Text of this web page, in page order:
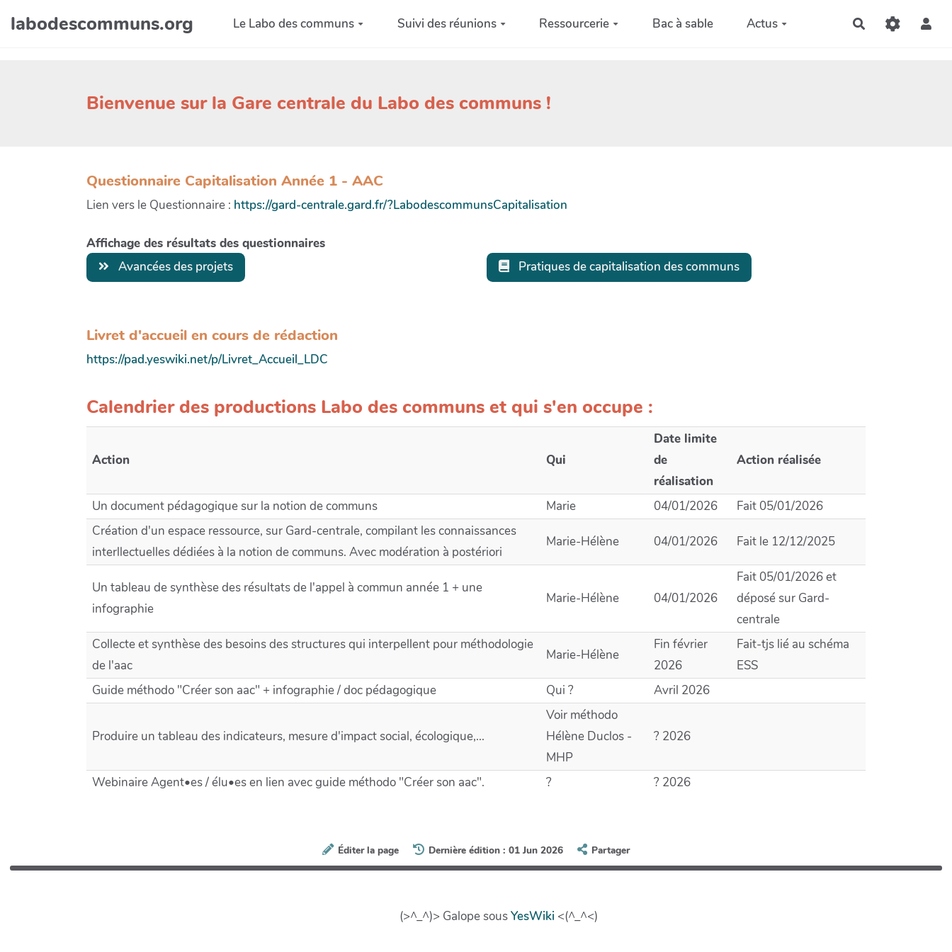
Aller au contenu principal
labodescommuns.org Le Labo des communs Suivi des réunions Ressourcerie Bac à sable Actus Rechercher
Bienvenue sur la Gare centrale du Labo des communs !
Questionnaire Capitalisation Année 1 - AAC
Lien vers le Questionnaire : https://gard-centrale.gard.fr/?LabodescommunsCapitalisation
Affichage des résultats des questionnaires
Avancées des projets
Pratiques de capitalisation des communs
Livret d'accueil en cours de rédaction
https://pad.yeswiki.net/p/Livret_Accueil_LDC
Calendrier des productions Labo des communs et qui s'en occupe :
Action Qui
Date limite
de
réalisation
Action réalisée
Un document pédagogique sur la notion de communs Marie 04/01/2026
Fait 05/01/2026
Création d'un espace ressource, sur Gard-centrale, compilant les connaissances
interllectuelles dédiées à la notion de communs. Avec modération à postériori
Marie-Hélène 04/01/2026 Fait le 12/12/2025
Un tableau de synthèse des résultats de l'appel à commun année 1 + une
infographie
Marie-Hélène 04/01/2026
Fait 05/01/2026 et
déposé sur Gard-
centrale
Collecte et synthèse des besoins des structures qui interpellent pour méthodologie
de l'aac
Marie-Hélène
Fin février
2026
Fait-tjs lié au schéma
ESS
Guide méthodo "Créer son aac" + infographie / doc pédagogique
Qui ? Avril 2026
Produire un tableau des indicateurs, mesure d'impact social, écologique,...
Voir méthodo
Hélène Duclos -
MHP
? 2026
Webinaire Agent•es / élu•es en lien avec guide méthodo "Créer son aac". ? ? 2026
Éditer la page Dernière édition : 01 Jun 2026 Partager
(>^_^)> Galope sousYesWiki <(^_^<)